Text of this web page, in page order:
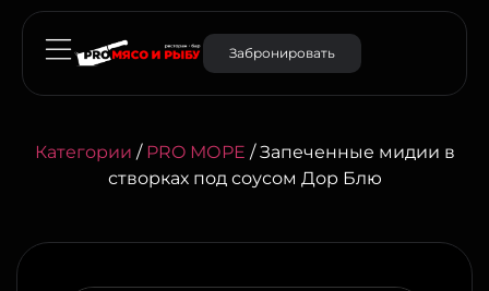
Забронировать
Категории / PRO МОРЕ / Запеченные мидии в
створках под соусом Дор Блю